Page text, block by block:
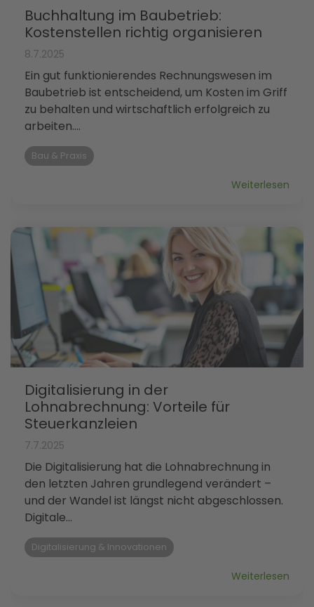
Buchhaltung im Baubetrieb:
Kostenstellen richtig organisieren
8.7.2025
Ein gut funktionierendes Rechnungswesen im
Baubetrieb ist entscheidend, um Kosten im Griff
zu behalten und wirtschaftlich erfolgreich zu
arbeiten....
Bau & Praxis
Weiterlesen
Digitalisierung in der
Lohnabrechnung: Vorteile für
Steuerkanzleien
7.7.2025
Die Digitalisierung hat die Lohnabrechnung in
den letzten Jahren grundlegend verändert –
und der Wandel ist längst nicht abgeschlossen.
Digitale...
Digitalisierung & Innovationen
Weiterlesen